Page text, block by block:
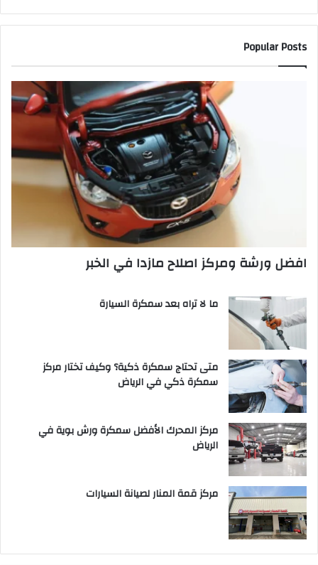
Popular Posts
افضل ورشة ومركز اصلاح مازدا في الخبر
ما لا تراه بعد سمكرة السيارة
متى تحتاج سمكرة ذكية؟ وكيف تختار مركز
سمكرة ذكي في الرياض
مركز المحرك الأفضل سمكرة ورش بوية في
الرياض
مركز قمة المنار لصيانة السيارات